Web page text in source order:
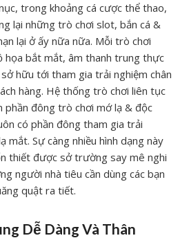
trong khoảng cá cược thể thao,
lại những trò chơi slot, bắn cá &
lại ở ấy nữa nữa. Mỗi trò chơi
họa bắt mắt, âm thanh trung thực
hữu tới tham gia trải nghiệm chân
hàng. Hệ thống trò chơi liên tục
phần đông trò chơi mớ lạ & độc
có phần đông tham gia trải
mắt. Sự càng nhiều hình dạng này
thiết được sở trường say mê nghi
người nhà tiêu cần dùng các bạn
quật ra tiết.
Dễ Dàng Và Thân